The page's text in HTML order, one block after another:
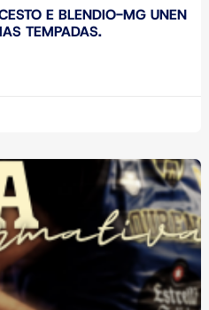
E BLENDIO-MG UNEN
TEMPADAS.